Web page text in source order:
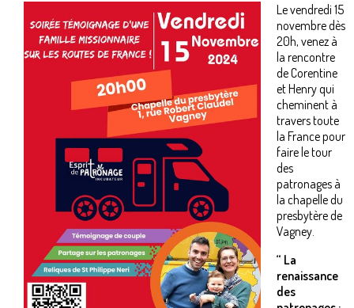
Le vendredi 15
novembre dès
20h, venez à
la rencontre
de Corentine
et Henry qui
cheminent à
travers toute
la France pour
faire le tour
des
patronages à
la chapelle du
presbytère de
Vagney.
“ La
renaissance
des